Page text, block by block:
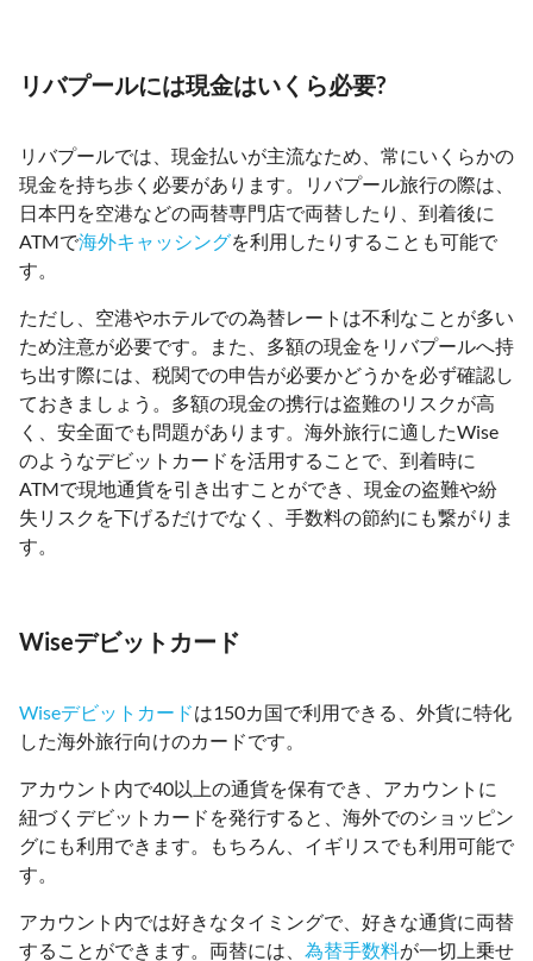
リバプールには現金はいくら必要?
リバプールでは、現金払いが主流なため、常にいくらかの
現金を持ち歩く必要があります。リバプール旅行の際は、
日本円を空港などの両替専門店で両替したり、到着後に
ATMで海外キャッシングを利用したりすることも可能で
す。
ただし、空港やホテルでの為替レートは不利なことが多い
ため注意が必要です。また、多額の現金をリバプールへ持
ち出す際には、税関での申告が必要かどうかを必ず確認し
ておきましょう。多額の現金の携行は盗難のリスクが高
く、安全面でも問題があります。海外旅行に適したWise
のようなデビットカードを活用することで、到着時に
ATMで現地通貨を引き出すことができ、現金の盗難や紛
失リスクを下げるだけでなく、手数料の節約にも繋がりま
す。
Wiseデビットカード
Wiseデビットカードは150カ国で利用できる、外貨に特化
した海外旅行向けのカードです。
アカウント内で40以上の通貨を保有でき、アカウントに
紐づくデビットカードを発行すると、海外でのショッピン
グにも利用できます。もちろん、イギリスでも利用可能で
す。
アカウント内では好きなタイミングで、好きな通貨に両替
することができます。両替には、 為替手数料が一切上乗せ